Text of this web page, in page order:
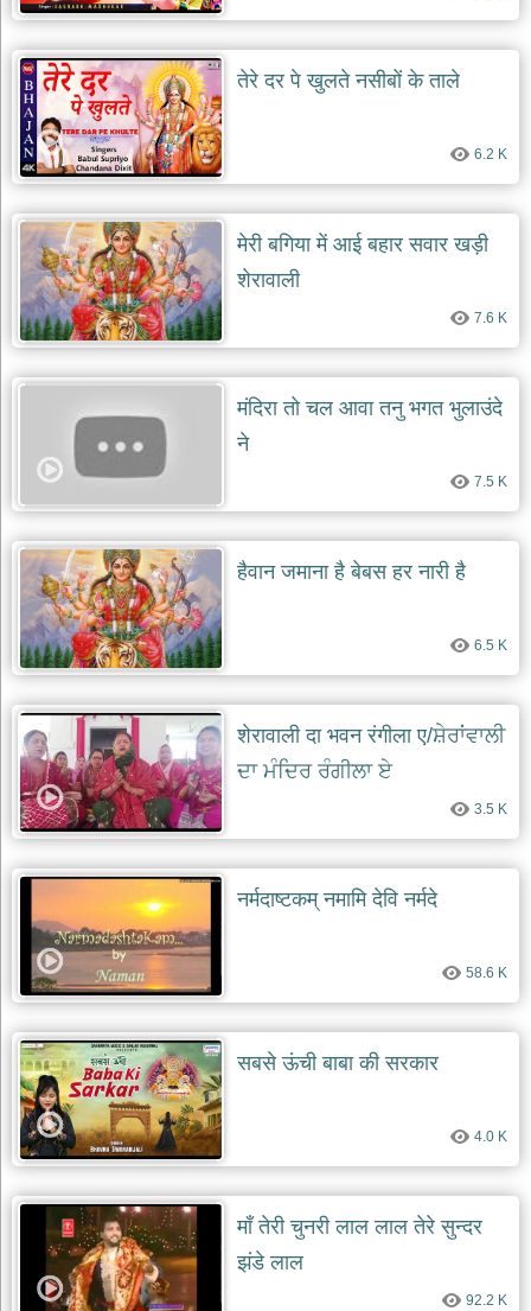
विविध
भजन
miscellaneous
bhajans
विष्णु
भजन
vishnu
bhajans
बाबा
बालक
नाथ
भजन
baba
balak
nath
भजन
patriotic
खाटू
श्याम
भजन
khatu
shaym
bhajans
रानी
सती
दादी
भजन
rani
sati
dadi
bhajans
बावा
दयाल
भजन
bawa
lal
dayal
bhajans
शनि
देव
भजन
shani
dev
bhajans
आज
का
भजन
bhajan
the
day
तेरे दर पे खुलते नसीबों के ताले
6.2 K
मेरी बगिया में आई बहार सवार खड़ी
शेरावाली
7.6 K
मंदिरा तो चल आवा तनु भगत भुलाउंदे
ने
7.5 K
हैवान जमाना है बेबस हर नारी है
6.5 K
शेरावाली दा भवन रंगीला ए/ਸ਼ੇਰਾਂਵਾਲੀ
ਦਾ ਮੰਦਿਰ ਰੰਗੀਲਾ ਏ
3.5 K
नर्मदाष्टकम् नमामि देवि नर्मदे
58.6 K
सबसे ऊंची बाबा की सरकार
4.0 K
माँ तेरी चुनरी लाल लाल तेरे सुन्दर
झंडे लाल
92.2 K